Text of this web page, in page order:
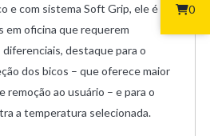
0
e com sistema Soft Grip, ele é
em oficina que requerem
destaque para o
dos bicos – que oferece maior
remoção ao usuário – e para o
a temperatura selecionada.